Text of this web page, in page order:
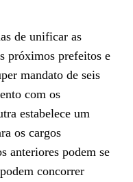
de unificar as
próximos prefeitos e
mandato de seis
com os
estabelece um
os cargos
anteriores podem se
concorrer